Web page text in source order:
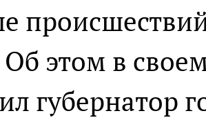
этом в
губернатор